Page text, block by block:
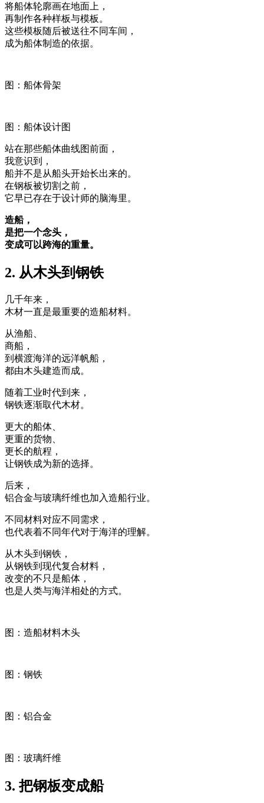
将船体轮廓画在地面上，
再制作各种样板与模板。
这些模板随后被送往不同车间，
成为船体制造的依据。
图：船体骨架
图：船体设计图
站在那些船体曲线图前面，
我意识到，
船并不是从船头开始长出来的。
在钢板被切割之前，
它早已存在于设计师的脑海里。
造船，
是把一个念头，
变成可以跨海的重量。
2. 从木头到钢铁
几千年来，
木材一直是最重要的造船材料。
从渔船、
商船，
到横渡海洋的远洋帆船，
都由木头建造而成。
随着工业时代到来，
钢铁逐渐取代木材。
更大的船体、
更重的货物、
更长的航程，
让钢铁成为新的选择。
后来，
铝合金与玻璃纤维也加入造船行业。
不同材料对应不同需求，
也代表着不同年代对于海洋的理解。
从木头到钢铁，
从钢铁到现代复合材料，
改变的不只是船体，
也是人类与海洋相处的方式。
图：造船材料木头
图：钢铁
图：铝合金
图：玻璃纤维
3. 把钢板变成船